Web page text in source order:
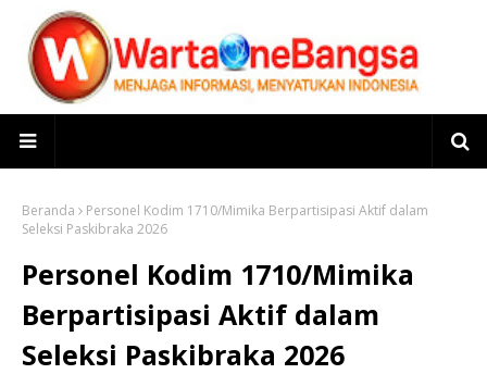
Beranda
Personel Kodim 1710/Mimika Berpartisipasi Aktif dalam
Seleksi Paskibraka 2026
Personel Kodim 1710/Mimika
Berpartisipasi Aktif dalam
Seleksi Paskibraka 2026